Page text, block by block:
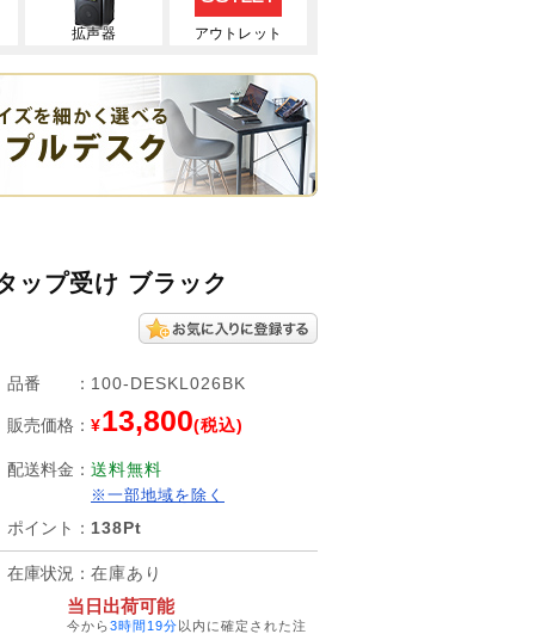
拡声器 アウトレット
ップ受け ブラック
品番 ： 100-DESKL026BK
販売価格 ： ¥13,800(税込)
配送料金 ： 送料無料
※一部地域を除く
ポイント ： 138Pt
在庫状況 ： 在庫あり
当日出荷可能
今から3時間19分以内に確定された注